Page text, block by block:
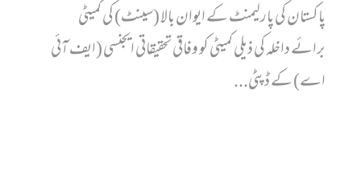
پاکستان کی پارلیمنٹ کے ایوان بالا (سینٹ) کی کمیٹی
برائے داخلہ کی ذیلی کمیٹی کو وفاقی تحقیقاتی ایجنسی (ایف آئی
اے) کے ڈپٹی...